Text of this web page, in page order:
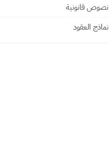
نصوص قانونية
نماذج العقود